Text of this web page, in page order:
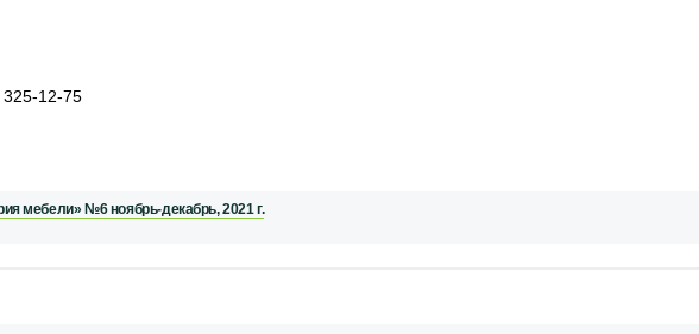
12-75
мебели» №6 ноябрь-декабрь, 2021 г.